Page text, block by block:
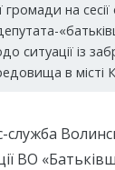
на
ситуації із
в місті
ВО